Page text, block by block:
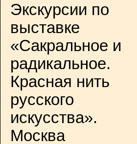
Экскурсии по
выставке
«Сакральное и
радикальное.
Красная нить
русского
искусства».
Москва